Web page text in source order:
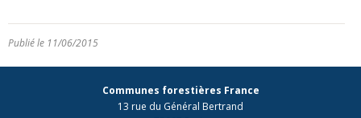
Publié le 11/06/2015
Communes forestières France
13 rue du Général Bertrand